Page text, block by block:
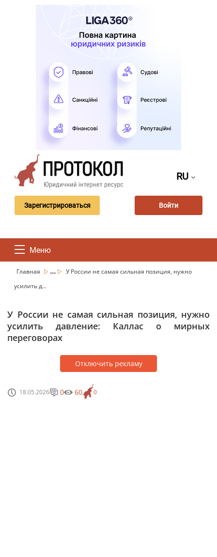
RU
Зарегистрироваться Войти
Меню
Главная ...
У России не самая сильная позиция, нужно
усилить д...
У России не самая сильная позиция, нужно
усилить давление: Каллас о мирных
переговорах
Отключить рекламу
18.05.2026 0
0 60